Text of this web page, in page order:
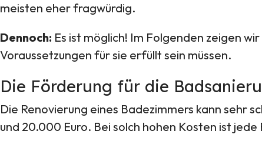
meisten eher fragwürdig.
Dennoch: Es ist möglich! Im Folgenden zeigen wir
Voraussetzungen für sie erfüllt sein müssen.
Die Förderung für die
Die Renovierung eines Badezimmers kann sehr
und 20.000 Euro. Bei solch hohen Kosten ist